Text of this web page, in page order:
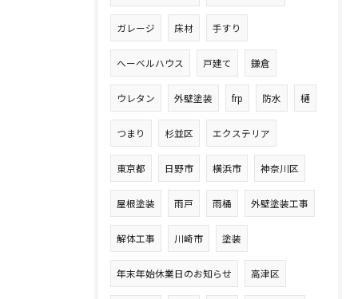
ガレージ 床材 手すり
へーベルハウス 戸建て 鎌倉
ウレタン 外壁塗装 frp 防水 樋
つまり 杉並区 エクステリア
東京都 日野市 横浜市 神奈川区
屋根塗装 雨戸 雨桶 外壁塗装工事
解体工事 川崎市 塗装
年末年始休業日のお知らせ 高津区